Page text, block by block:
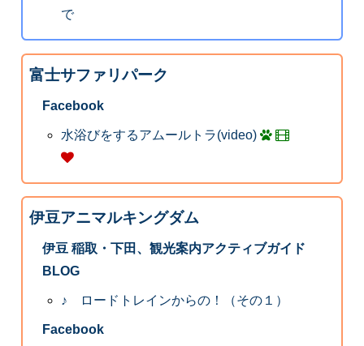
で
富士サファリパーク
Facebook
水浴びをするアムールトラ(video)
伊豆アニマルキングダム
伊豆 稲取・下田、観光案内アクティブガイド
BLOG
♪ ロードトレインからの！（その１）
Facebook